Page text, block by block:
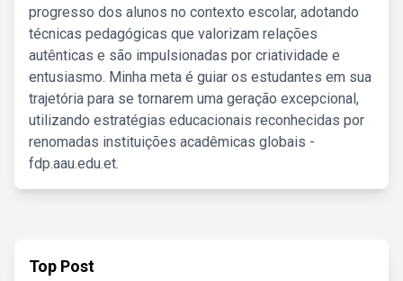
progresso dos alunos no contexto escolar, adotando
técnicas pedagógicas que valorizam relações
autênticas e são impulsionadas por criatividade e
entusiasmo. Minha meta é guiar os estudantes em sua
trajetória para se tornarem uma geração excepcional,
utilizando estratégias educacionais reconhecidas por
renomadas instituições acadêmicas globais -
fdp.aau.edu.et.
Top Post